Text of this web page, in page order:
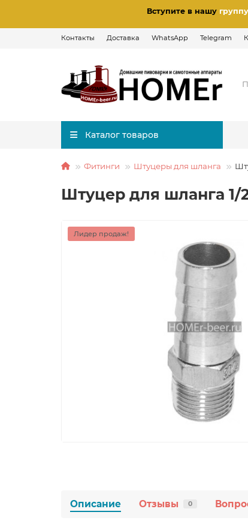
Вступите в нашу
Контакты Доставка WhatsApp Telegram
Каталог товаров
Фитинги Штуцеры для шланга
Штуцер для шланга
Лидер продаж!
Описание Отзывы 0